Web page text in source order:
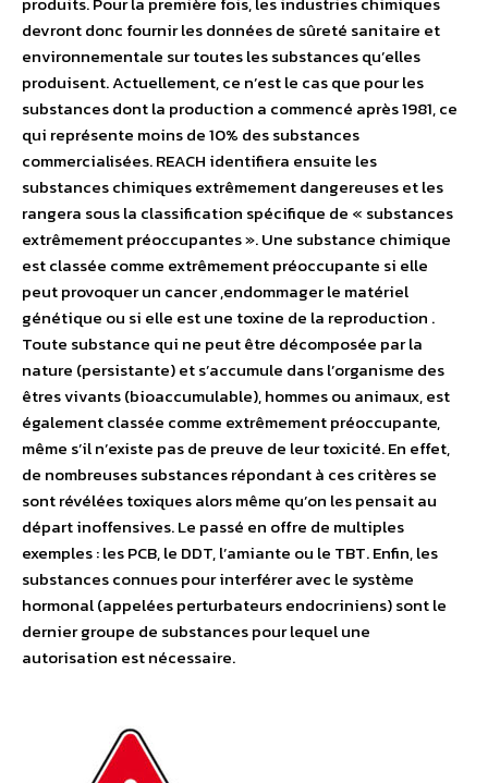
devront donc fournir les données de sûreté sanitaire et
environnementale sur toutes les substances qu’elles
produisent. Actuellement, ce n’est le cas que pour les
substances dont la production a commencé après 1981, ce
qui représente moins de 10% des substances
commercialisées. REACH identifiera ensuite les
substances chimiques extrêmement dangereuses et les
rangera sous la classification spécifique de « substances
extrêmement préoccupantes ». Une substance chimique
est classée comme extrêmement préoccupante si elle
peut provoquer un cancer ,endommager le matériel
génétique ou si elle est une toxine de la reproduction .
Toute substance qui ne peut être décomposée par la
nature (persistante) et s’accumule dans l’organisme des
êtres vivants (bioaccumulable), hommes ou animaux, est
également classée comme extrêmement préoccupante,
même s’il n’existe pas de preuve de leur toxicité. En effet,
de nombreuses substances répondant à ces critères se
sont révélées toxiques alors même qu’on les pensait au
départ inoffensives. Le passé en offre de multiples
exemples : les PCB, le DDT, l’amiante ou le TBT. Enfin, les
substances connues pour interférer avec le système
hormonal (appelées perturbateurs endocriniens) sont le
dernier groupe de substances pour lequel une
autorisation est nécessaire.